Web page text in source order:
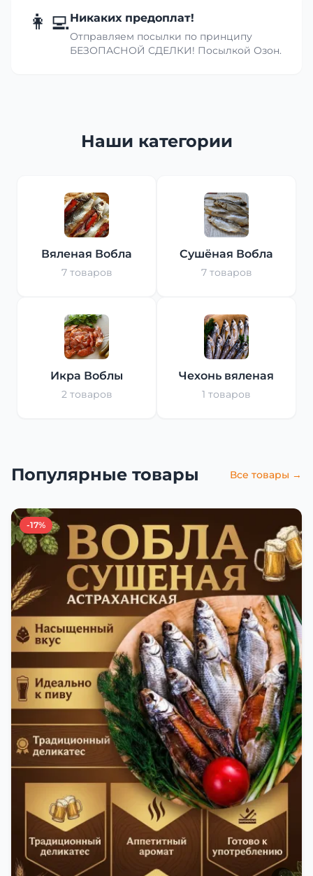
👩‍💻Никаких предоплат!
Отправляем посылки по принципу
БЕЗОПАСНОЙ СДЕЛКИ! Посылкой Озон.
Наши категории
Вяленая Вобла
7 товаров
Сушёная Вобла
7 товаров
Икра Воблы
2 товаров
Чехонь вяленая
1 товаров
Популярные товары Все товары →
-17%